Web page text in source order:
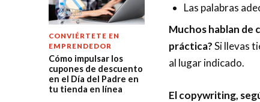
CONVIÉRTETE EN
EMPRENDEDOR
Cómo impulsar los
cupones de descuento
en el Día del Padre en
tu tienda en línea
Las palabras
Muchos hablan de
práctica?Si llevas
al lugar indicado.
El copywriting,